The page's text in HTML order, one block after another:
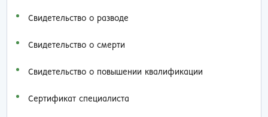
Свидетельство о разводе
Свидетельство о смерти
Свидетельство о повышении квалификации
Сертификат специалиста